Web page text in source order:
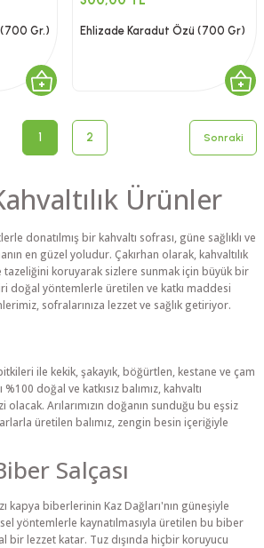
Gr.) Ehlizade Karadut Özü (700 Gr)
1 2
Ürünler
donatılmış bir kahvaltı sofrası, güne sağlıklı ve
en güzel yoludur. Çakırhan olarak, kahvaltılık
tazeliğini koruyarak sizlere sunmak için büyük bir
doğal yöntemlerle üretilen ve katkı maddesi
sofralarınıza lezzet ve sağlık getiriyor.
ile kekik, şakayık, böğürtlen, kestane ve çam
doğal ve katkısız balımız, kahvaltı
olacak. Arılarımızın doğanın sunduğu bu eşsiz
üretilen balımız, zengin besin içeriğiyle
Salçası
kapya biberlerinin Kaz Dağları'nın güneşiyle
yöntemlerle kaynatılmasıyla üretilen bu biber
bir lezzet katar. Tuz dışında hiçbir koruyucu